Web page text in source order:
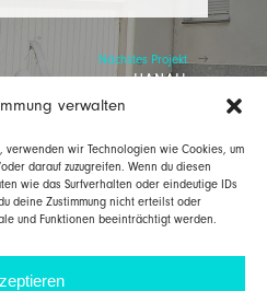
verwalten
verwenden wir Technologien wie Cookies, um
darauf zuzugreifen. Wenn du diesen
wie das Surfverhalten oder eindeutige IDs
deine Zustimmung nicht erteilst oder
und Funktionen beeinträchtigt werden.
Nächstes Projekt
HANAU
17
F 06021 / 437608 9
info@agona-invest.de